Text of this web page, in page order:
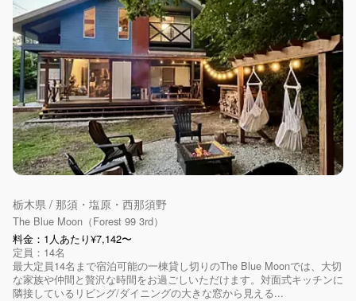
栃木県 / 那須・塩原・西那須野
The Blue Moon（Forest 99 3rd）
料金：1人あたり¥7,142〜
定員：14名
最大定員14名まで宿泊可能の一棟貸し切りのThe Blue Moonでは、大切
な家族や仲間と贅沢な時間をお過ごしいただけます。対面式キッチンに
隣接しているリビング/ダイニングの大きな窓から見える...